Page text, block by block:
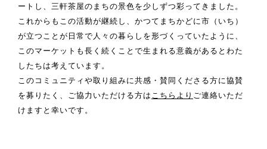
ートし、三軒茶屋のまちの景色を少しずつ彩ってきました。
これからもこの活動が継続し、かつてまちかどに市（いち）
が立つことが日常で人々の暮らしを形づくっていたように、
このマーケットも長く続くことで生まれる意義があるとわた
したちは考えています。
このコミュニティや取り組みに共感・賛同くださる方に協賛
を募りたく、ご協力いただける方は こちらより ご連絡いただ
けますと幸いです。